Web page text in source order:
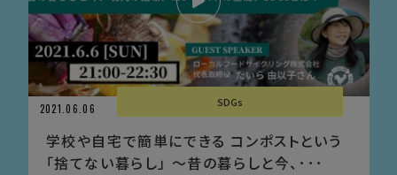
2021.06.06
SDGs
学校や自宅で簡単にできる コンポストという
「捨てない暮らし」 〜昔の暮らしと今、･･･